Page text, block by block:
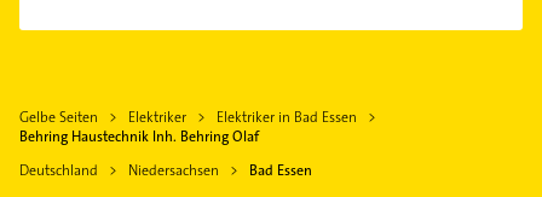
Espelkamp
Bünde
Rahden Westfalen
Sanitärinstallation
Fensterbauer
Fenster
Heizungsfirmen
Gelbe Seiten Elektriker
Elektriker in Bad Essen
Behring Haustechnik Inh. Behring Olaf
Deutschland
Niedersachsen Bad Essen